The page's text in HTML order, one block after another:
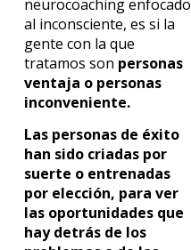
neurocoaching enfocado
al inconsciente, es si la
gente con la que
tratamos son personas
ventaja o personas
inconveniente.
Las personas de éxito
han sido criadas por
suerte o entrenadas
por elección, para ver
las oportunidades que
hay detrás de los